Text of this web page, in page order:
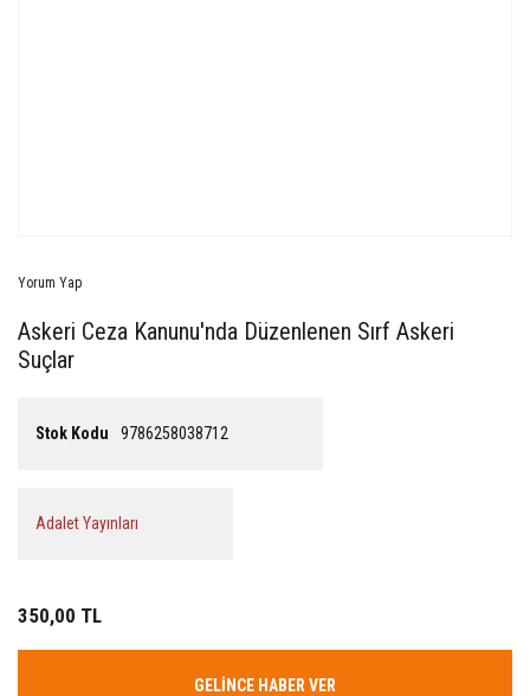
Yorum Yap
Askeri Ceza Kanunu'nda Düzenlenen Sırf Askeri
Suçlar
Stok Kodu 9786258038712
Adalet Yayınları
350,00 TL
GELİNCE HABER VER